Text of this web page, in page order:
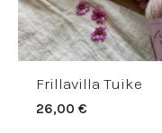
Frillavilla Tuike
26,00€